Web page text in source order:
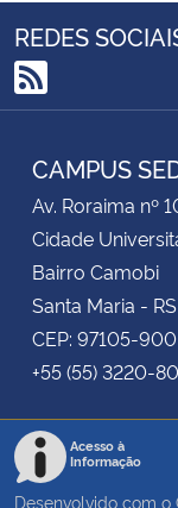
REDES
RSS
CAMPUS
Av. Roraima nº
Cidade
Bairro Camobi
Santa Maria - RS
CEP: 97105-900
+55 (55) 3220-
Acesso à
Informação
Desenvolvido com